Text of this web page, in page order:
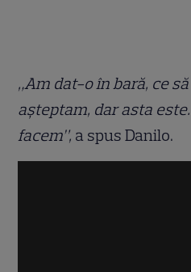
„Am dat-o în bară, ce
așteptam, dar asta
facem”, a spus Danilo.